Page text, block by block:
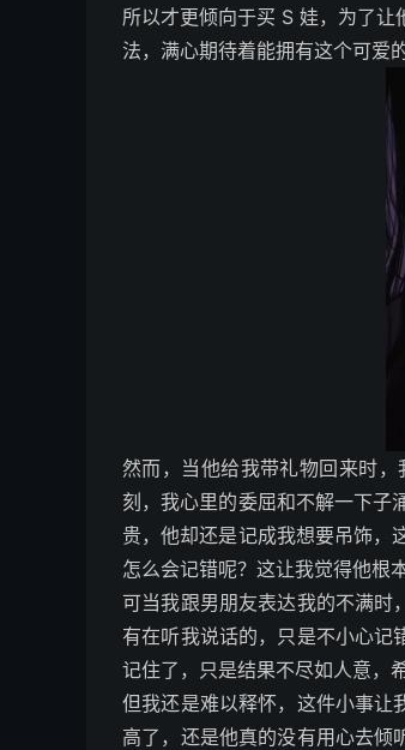
所以才更倾向于买 S 娃，为了
法，满心期待着能拥有这个可爱的
然而，当他给我带礼物回来时
刻，我心里的委屈和不解一下子
贵，他却还是记成我想要吊饰，
怎么会记错呢？这让我觉得他根
可当我跟男朋友表达我的不满时
有在听我说话的，只是不小心记
记住了，只是结果不尽如人意，
但我还是难以释怀，这件小事让
高了，还是他真的没有用心去倾